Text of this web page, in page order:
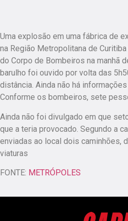
Uma explosão em uma fábrica de
na Região Metropolitana de
do Corpo de Bombeiros na manhã
barulho foi ouvido por volta das
distância. Ainda não há
Conforme os bombeiros, sete
Ainda não foi divulgado em que
que a teria provocado. Segundo a
enviadas ao local dois caminhões,
viaturas
FONTE: METRÓPOLES